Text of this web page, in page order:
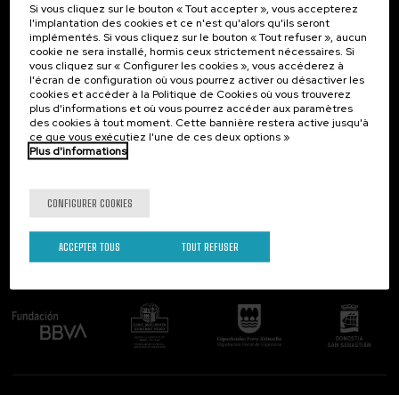
Contact
Palacio Miramar
Paseo de Miraconcha, 48
20007 Donostia / San Sebastián
Gipuzkoa, Spain
Contactez-nous!
Intéressant...
Activités précédentes
Suivez-nous
Si vous cliquez sur le bouton « Tout accepter », vous accepterez
l'implantation des cookies et ce n'est qu'alors qu'ils seront
implémentés. Si vous cliquez sur le bouton « Tout refuser », aucun
cookie ne sera installé, hormis ceux strictement nécessaires. Si
vous cliquez sur « Configurer les cookies », vous accéderez à
l'écran de configuration où vous pourrez activer ou désactiver les
cookies et accéder à la Politique de Cookies où vous trouverez
plus d'informations et où vous pourrez accéder aux paramètres
des cookies à tout moment. Cette bannière restera active jusqu'à
ce que vous exécutiez l'une de ces deux options »
Plus d'informations
CONFIGURER COOKIES
TOUT REFUSER
ACCEPTER TOUS